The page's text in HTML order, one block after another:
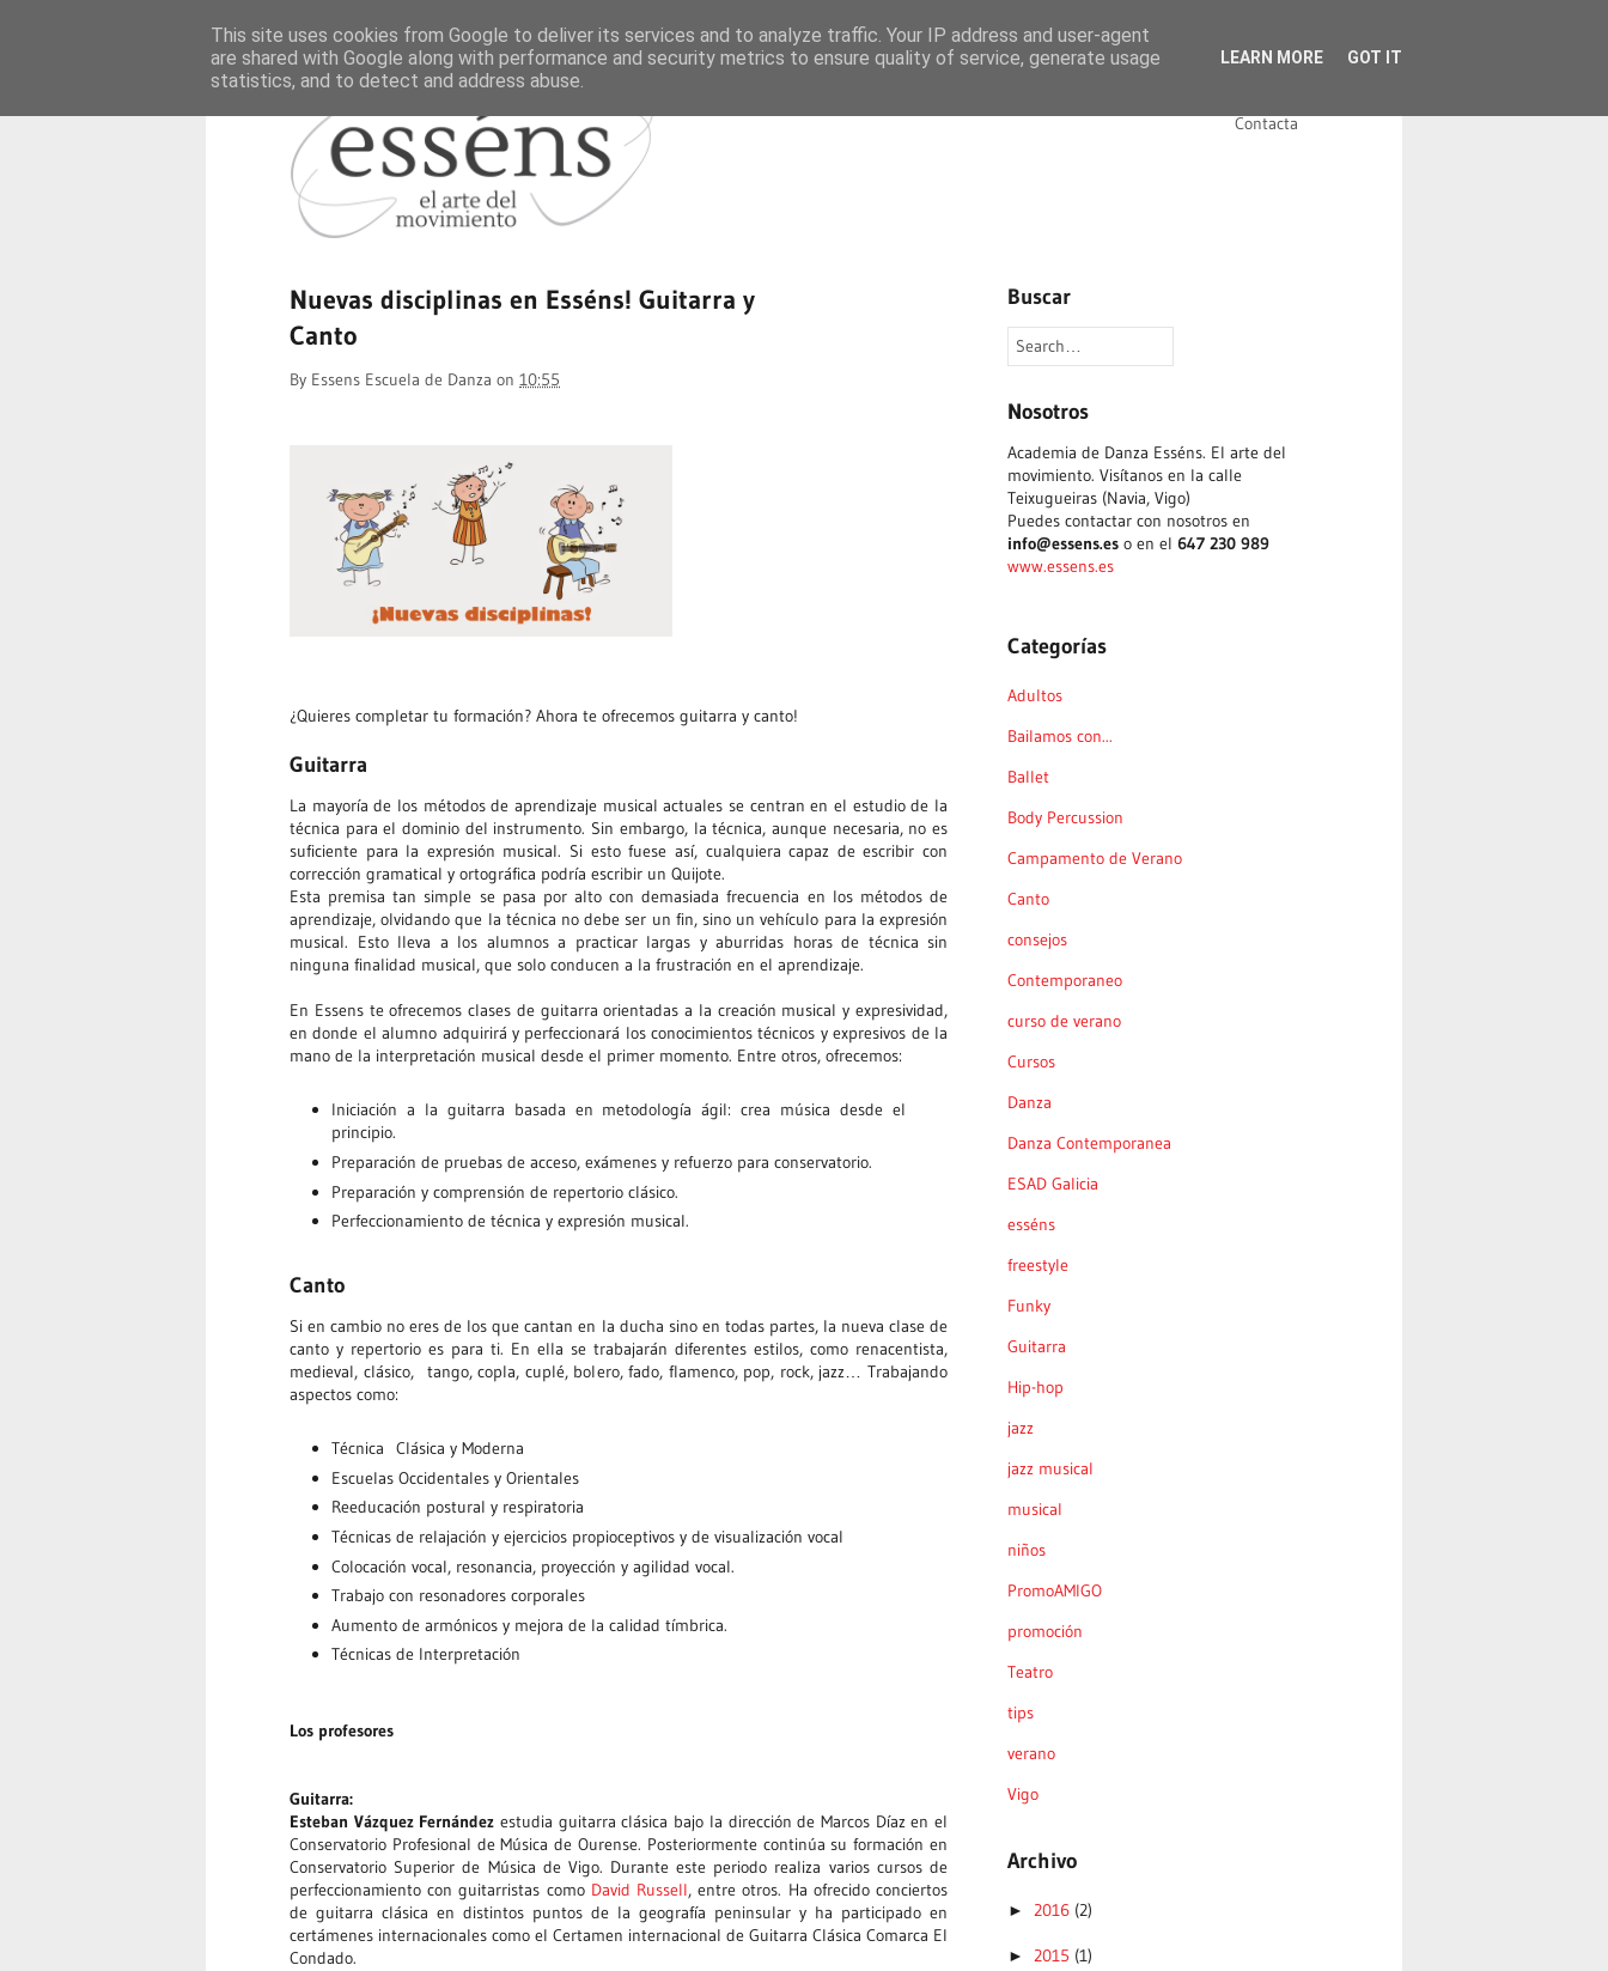
Contacta
Nuevas disciplinas en Esséns! Guitarra y
Canto
By Essens Escuela de Danza on 10:55
¿Quieres completar tu formación? Ahora te ofrecemos guitarra y canto!
Guitarra
La mayoría de los métodos de aprendizaje musical actuales se centran en el estudio de la
técnica para el dominio del instrumento. Sin embargo, la técnica, aunque necesaria, no es
suficiente para la expresión musical. Si esto fuese así, cualquiera capaz de escribir con
corrección gramatical y ortográfica podría escribir un Quijote.
Esta premisa tan simple se pasa por alto con demasiada frecuencia en los métodos de
aprendizaje, olvidando que la técnica no debe ser un fin, sino un vehículo para la expresión
musical. Esto lleva a los alumnos a practicar largas y aburridas horas de técnica sin
ninguna finalidad musical, que solo conducen a la frustración en el aprendizaje.
En Essens te ofrecemos clases de guitarra orientadas a la creación musical y expresividad,
en donde el alumno adquirirá y perfeccionará los conocimientos técnicos y expresivos de la
mano de la interpretación musical desde el primer momento. Entre otros, ofrecemos:
Iniciación a la guitarra basada en metodología ágil: crea música desde el
principio.
Preparación de pruebas de acceso, exámenes y refuerzo para conservatorio.
Preparación y comprensión de repertorio clásico.
Perfeccionamiento de técnica y expresión musical.
Canto
Si en cambio no eres de los que cantan en la ducha sino en todas partes, la nueva clase de
canto y repertorio es para ti. En ella se trabajarán diferentes estilos, como renacentista,
medieval, clásico, tango, copla, cuplé, bolero, fado, flamenco, pop, rock, jazz… Trabajando
aspectos como:
Técnica Clásica y Moderna
Escuelas Occidentales y Orientales
Reeducación postural y respiratoria
Técnicas de relajación y ejercicios propioceptivos y de visualización vocal
Colocación vocal, resonancia, proyección y agilidad vocal.
Trabajo con resonadores corporales
Aumento de armónicos y mejora de la calidad tímbrica.
Técnicas de Interpretación
Los profesores
Guitarra:
Esteban Vázquez Fernández estudia guitarra clásica bajo la dirección de Marcos Díaz en el
Conservatorio Profesional de Música de Ourense. Posteriormente continúa su formación en
Conservatorio Superior de Música de Vigo. Durante este periodo realiza varios cursos de
perfeccionamiento con guitarristas como David Russell, entre otros. Ha ofrecido conciertos
de guitarra clásica en distintos puntos de la geografía peninsular y ha participado en
certámenes internacionales como el Certamen internacional de Guitarra Clásica Comarca El
Condado.
Buscar
Nosotros
Academia de Danza Esséns. El arte del
movimiento. Visítanos en la calle
Teixugueiras (Navia, Vigo)
Puedes contactar con nosotros en
info@essens.es o en el 647 230 989
www.essens.es
Categorías
Adultos
Bailamos con...
Ballet
Body Percussion
Campamento de Verano
Canto
consejos
Contemporaneo
curso de verano
Cursos
Danza
Danza Contemporanea
ESAD Galicia
esséns
freestyle
Funky
Guitarra
Hip-hop
jazz
jazz musical
musical
niños
PromoAMIGO
promoción
Teatro
tips
verano
Vigo
Archivo
► 2016 (2)
► 2015 (1)
This site uses cookies from Google to deliver its services and to analyze traffic. Your IP address and user-agent
are shared with Google along with performance and security metrics to ensure quality of service, generate usage
statistics, and to detect and address abuse.
LEARN MORE GOT IT